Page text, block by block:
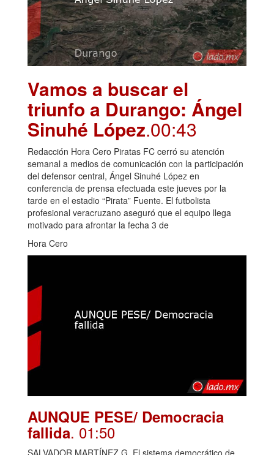
Vamos a buscar el
triunfo a Durango: Ángel
Sinuhé López.00:43
Redacción Hora Cero Piratas FC cerró su atención
semanal a medios de comunicación con la participación
del defensor central, Ángel Sinuhé López en
conferencia de prensa efectuada este jueves por la
tarde en el estadio “Pirata” Fuente. El futbolista
profesional veracruzano aseguró que el equipo llega
motivado para afrontar la fecha 3 de
Hora Cero
AUNQUE PESE/ Democracia
fallida. 01:50
SALVADOR MARTÍNEZ G. El sistema democrático de